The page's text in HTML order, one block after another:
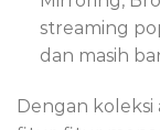
streaming
dan masih
Dengan